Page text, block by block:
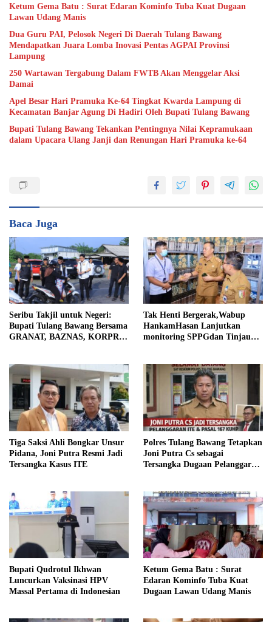
Ketum Gema Batu : Surat Edaran Kominfo Tuba Kuat Dugaan
Lawan Udang Manis
Dua Guru PAI, Pelosok Negeri Di Daerah Tulang Bawang
Mendapatkan Juara Lomba Inovasi Pentas AGPAI Provinsi
Lampung
250 Wartawan Tergabung Dalam FWTB Akan Menggelar Aksi
Damai
Apel Besar Hari Pramuka Ke-64 Tingkat Kwarda Lampung di
Kecamatan Banjar Agung Di Hadiri Oleh Bupati Tulang Bawang
Bupati Tulang Bawang Tekankan Pentingnya Nilai Kepramukaan
dalam Upacara Ulang Janji dan Renungan Hari Pramuka ke-64
Baca Juga
Seribu Takjil untuk Negeri:
Bupati Tulang Bawang Bersama
GRANAT, BAZNAS, KORPRI
Tak Henti Bergerak,Wabup
HankamHasan Lanjutkan
monitoring SPPGdan Tinjau
Hankam
Tiga Saksi Ahli Bongkar Unsur
Pidana, Joni Putra Resmi Jadi
Tersangka Kasus ITE
Polres Tulang Bawang Tetapkan
Joni Putra Cs sebagai
Tersangka Dugaan Pelanggaran
Bupati Qudrotul Ikhwan
Luncurkan Vaksinasi HPV
Massal Pertama di Indonesian
Ketum Gema Batu : Surat
Edaran Kominfo Tuba Kuat
Dugaan Lawan Udang Manis